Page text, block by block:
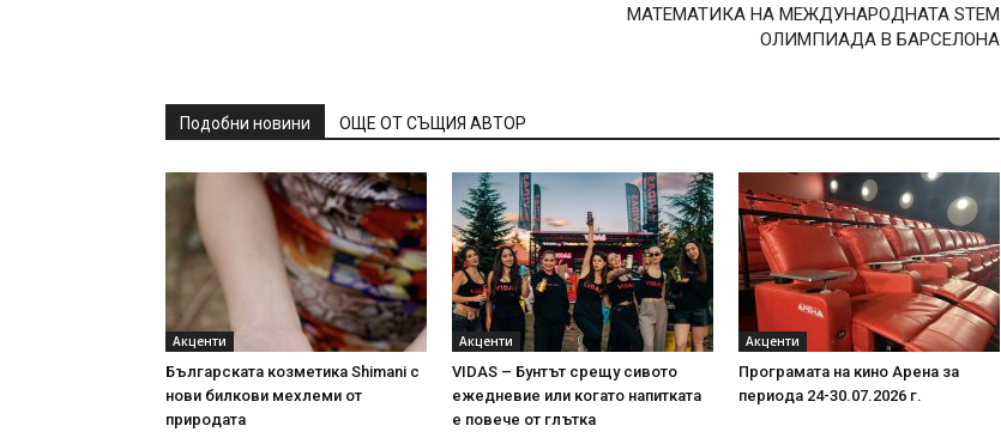
МАТЕМАТИКА НА МЕЖДУНАРОДНАТА STEM
ОЛИМПИАДА В БАРСЕЛОНА
Подобни новини ОЩЕ ОТ СЪЩИЯ АВТОР
Акценти
Българската козметика Shimani с
нови билкови мехлеми от
природата
Акценти
VIDAS – Бунтът срещу сивото
ежедневие или когато напитката
е повече от глътка
Акценти
Програмата на кино Арена за
периода 24-30.07.2026 г.